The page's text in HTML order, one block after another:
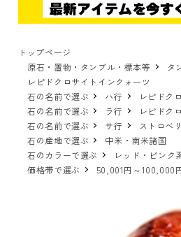
トップページ
原石・置物・タンブル・標本等
タ
レピドクロサイトインクォーツ
石の名前で選ぶ
ハ行
レピドク
石の名前で選ぶ
ラ行
レピドク
石の名前で選ぶ
サ行
ストロベ
石の産地で選ぶ
中米・南米諸国
石のカラーで選ぶ
レッド・ピンク
価格帯で選ぶ
50,001円～100,000